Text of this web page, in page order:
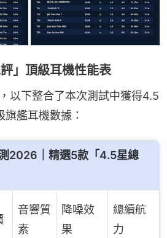
」頂級耳機性能表
以下整合了本次測試中獲得4.5
艦耳機數據：
2026｜精選5款「4.5星總
音響質
素
降噪效
果
總續航
力